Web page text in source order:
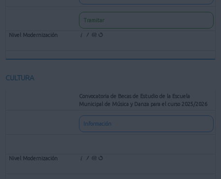
Tramitar
CULTURA
Convocatoria de Becas de Estudio de la Escuela
Municipal de Música y Danza para el curso 2025/2026
Información